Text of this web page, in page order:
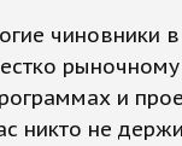
чиновники в
и
никто не